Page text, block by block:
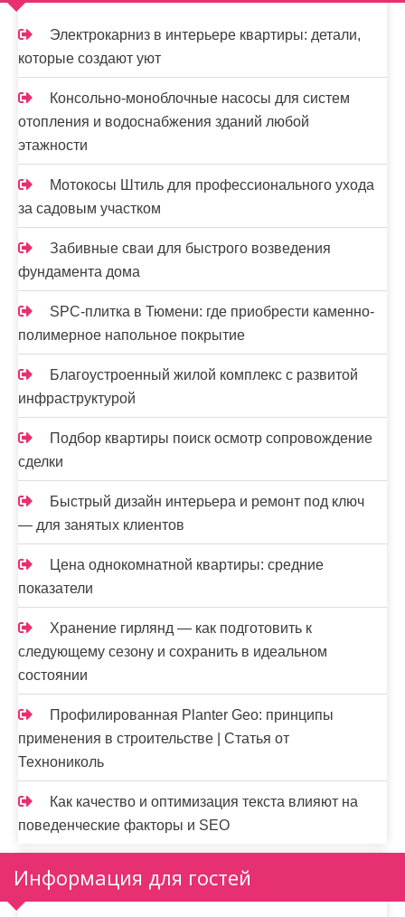
м
Электрокарниз в интерьере квартиры: детали,
которые создают уют
Консольно-моноблочные насосы для систем
отопления и водоснабжения зданий любой
этажности
Мотокосы Штиль для профессионального ухода
за садовым участком
Забивные сваи для быстрого возведения
фундамента дома
SPC-плитка в Тюмени: где приобрести каменно-
полимерное напольное покрытие
Благоустроенный жилой комплекс с развитой
инфраструктурой
Подбор квартиры поиск осмотр сопровождение
сделки
Быстрый дизайн интерьера и ремонт под ключ
— для занятых клиентов
Цена однокомнатной квартиры: средние
показатели
Хранение гирлянд — как подготовить к
следующему сезону и сохранить в идеальном
состоянии
Профилированная Planter Geo: принципы
применения в строительстве | Статья от
Технониколь
Как качество и оптимизация текста влияют на
поведенческие факторы и SEO
Информация для гостей